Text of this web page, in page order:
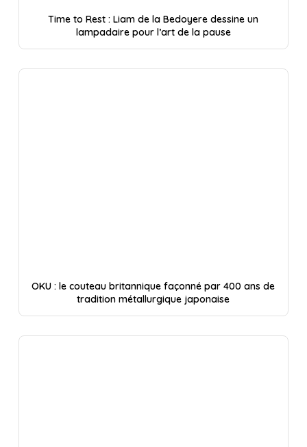
Time to Rest : Liam de la Bedoyere dessine un
lampadaire pour l’art de la pause
OKU : le couteau britannique façonné par 400 ans de
tradition métallurgique japonaise